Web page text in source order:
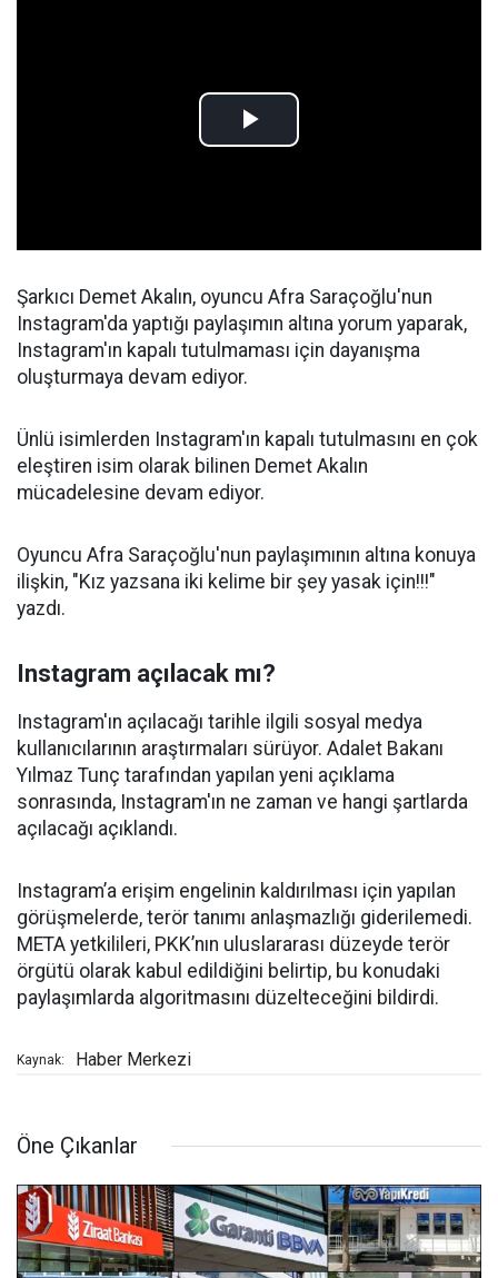
Şarkıcı Demet Akalın, oyuncu Afra Saraçoğlu'nun
Instagram'da yaptığı paylaşımın altına yorum yaparak,
Instagram'ın kapalı tutulmaması için dayanışma
oluşturmaya devam ediyor.
Ünlü isimlerden Instagram'ın kapalı tutulmasını en çok
eleştiren isim olarak bilinen Demet Akalın
mücadelesine devam ediyor.
Oyuncu Afra Saraçoğlu'nun paylaşımının altına konuya
ilişkin, "Kız yazsana iki kelime bir şey yasak için!!!"
yazdı.
Instagram açılacak mı?
Instagram'ın açılacağı tarihle ilgili sosyal medya
kullanıcılarının araştırmaları sürüyor. Adalet Bakanı
Yılmaz Tunç tarafından yapılan yeni açıklama
sonrasında, Instagram'ın ne zaman ve hangi şartlarda
açılacağı açıklandı.
Instagram’a erişim engelinin kaldırılması için yapılan
görüşmelerde, terör tanımı anlaşmazlığı giderilemedi.
META yetkilileri, PKK’nın uluslararası düzeyde terör
örgütü olarak kabul edildiğini belirtip, bu konudaki
paylaşımlarda algoritmasını düzelteceğini bildirdi.
Kaynak: Haber Merkezi
Öne Çıkanlar